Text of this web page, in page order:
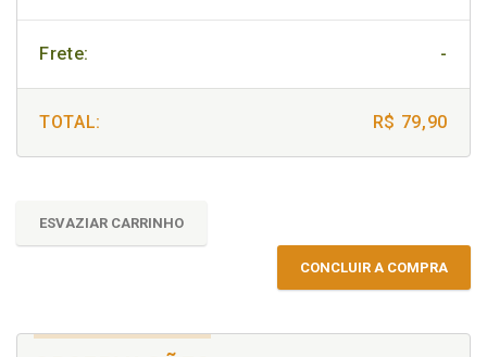
Frete: -
TOTAL: R$ 79,90
ESVAZIAR CARRINHO
CONCLUIR A COMPRA